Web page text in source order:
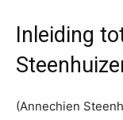
Inleiding
(Annechien